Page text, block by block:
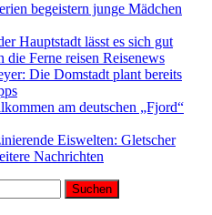
begeistern junge Mädchen
Hauptstadt lässt es sich gut
Ferne reisen Reisenews
Die Domstadt plant bereits
am deutschen „Fjord“
Eiswelten: Gletscher
Nachrichten